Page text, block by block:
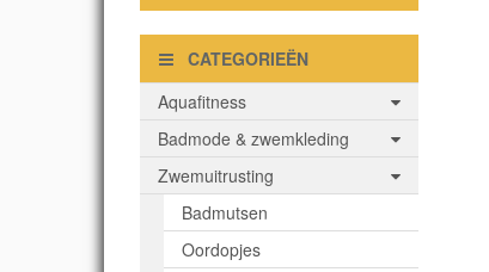
CATEGORIEËN
Aquafitness
Badmode & zwemkleding
Zwemuitrusting
Badmutsen
Oordopjes